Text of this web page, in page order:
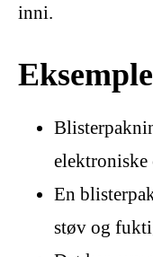
inni.
elektroniske
En
støv og